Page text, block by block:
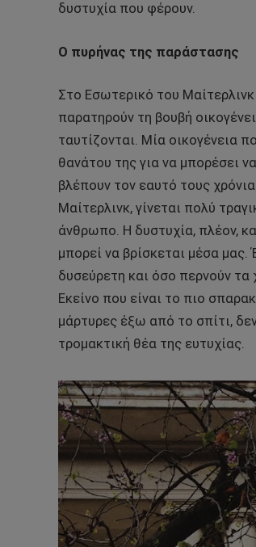
δυστυχία που φέρουν.
Ο πυρήνας της παράστασης
Στο Εσωτερικό του
παρατηρούν τη βουβή
ταυτίζονται. Μία οικογένεια
θανάτου της για να μπορέσει
βλέπουν τον εαυτό τους
Μαίτερλινκ, γίνεται πολύ
άνθρωπο. Η δυστυχία, πλέον,
μπορεί να βρίσκεται μέσα μας.
δυσεύρετη και όσο περνούν τα
Εκείνο που είναι το πιο
μάρτυρες έξω από το σπίτι,
τρομακτική θέα της ευτυχίας.